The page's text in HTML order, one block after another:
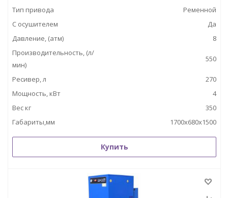
Тип привода
Ременной
С осушителем
Да
Давление, (атм)
8
Производительность, (л/
мин)
550
Ресивер, л
270
Мощность, кВт
4
Вес кг
350
Габариты,мм
1700х680х1500
Купить